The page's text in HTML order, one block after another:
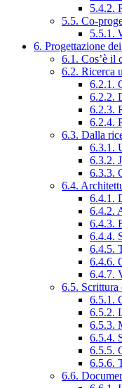
5.4.2.
5.5. Co-
5.5.1.
6. Progettazione
6.1. Cos’è il
6.2. Ricerca
6.2.1.
6.2.2.
6.2.3.
6.2.4.
6.3. Dalla
6.3.1.
6.3.2.
6.3.3.
6.4.
6.4.1.
6.4.2.
6.4.3.
6.4.4.
6.4.5.
6.4.6.
6.4.7.
6.5. Scrittura
6.5.1.
6.5.2.
6.5.3.
6.5.4.
6.5.5.
6.5.6.
6.6.